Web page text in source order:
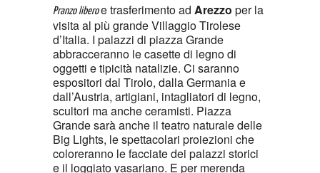
Pranzo liberoe trasferimento ad Arezzo per la
visita al più grande Villaggio Tirolese
d’Italia. I palazzi di piazza Grande
abbracceranno le casette di legno di
oggetti e tipicità natalizie. Ci saranno
espositori dal Tirolo, dalla Germania e
dall’Austria, artigiani, intagliatori di legno,
scultori ma anche ceramisti. Piazza
Grande sarà anche il teatro naturale delle
Big Lights, le spettacolari proiezioni che
coloreranno le facciate dei palazzi storici
e il loggiato vasariano. E per merenda